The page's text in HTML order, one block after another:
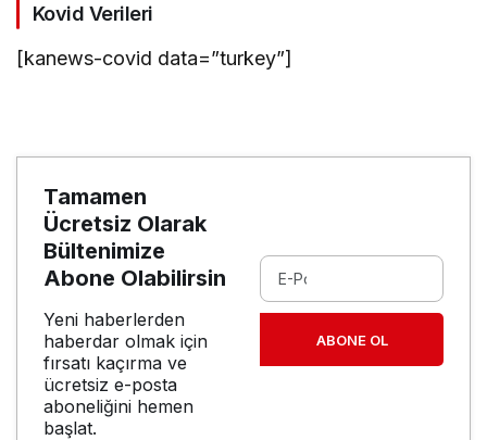
Kovid Verileri
[kanews-covid data=”turkey”]
Tamamen
Ücretsiz Olarak
Bültenimize
Abone Olabilirsin
Yeni haberlerden
haberdar olmak için
fırsatı kaçırma ve
ücretsiz e-posta
aboneliğini hemen
başlat.
ABONE OL